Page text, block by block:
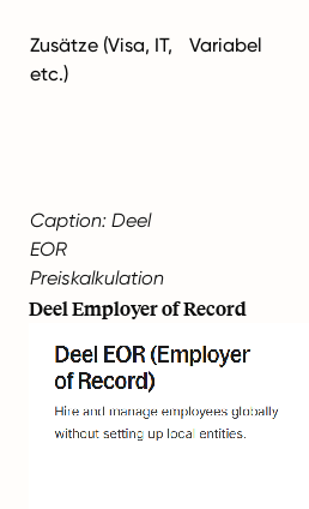
Zusätze (Visa, IT,
etc.)
Variabel
Caption: Deel
EOR
Preiskalkulation
Deel Employer of Record